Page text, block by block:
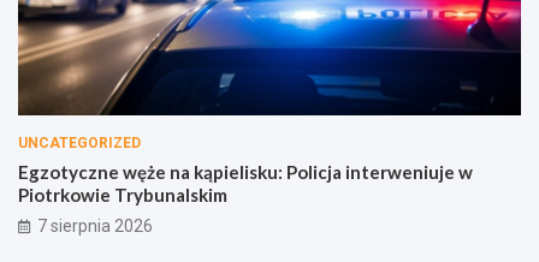
UNCATEGORIZED
Egzotyczne węże na kąpielisku: Policja interweniuje w
Piotrkowie Trybunalskim
7 sierpnia 2026